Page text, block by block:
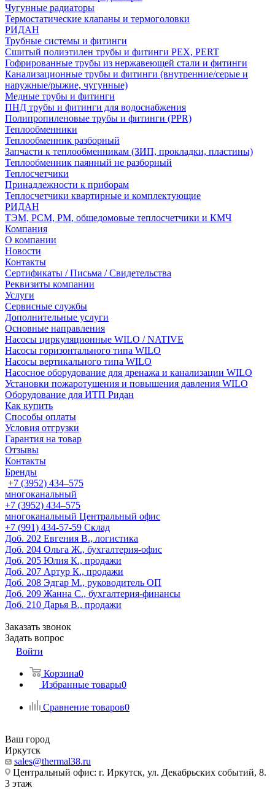
Чугунные радиаторы
Термостатические клапаны и термоголовки
РИДАН
Трубные системы и фитинги
Сшитый полиэтилен трубы и фитинги PEX, PERT
Гофрированные трубы из нержавеющей стали и фитинги
Канализационные трубы и фитинги (внутренние/серые и
наружные/рыжие, чугунные)
Медные трубы и фитинги
ПНД трубы и фитинги для водоснабжения
Полипропиленовые трубы и фитинги (PPR)
Теплообменники
Теплообменник разборный
Запчасти к теплообменникам (ЗИП, прокладки, пластины)
Теплообменник паянный не разборный
Теплосчетчики
Принадлежности к приборам
Теплосчетчики квартирные и комплектующие
РИДАН
ТЭМ, РСМ, РМ, общедомовые теплосчетчики и КМЧ
Компания
О компании
Новости
Контакты
Сертификаты / Письма / Свидетельства
Реквизиты компании
Услуги
Сервисные службы
Дополнительные услуги
Основные направления
Насосы циркуляционные WILO / NATIVE
Насосы горизонтального типа WILO
Насосы вертикального типа WILO
Насосное оборудование для дренажа и канализации WILO
Установки пожаротушения и повышения давления WILO
Оборудование для ИТП Ридан
Как купить
Способы оплаты
Условия отгрузки
Гарантия на товар
Отзывы
Контакты
Бренды
+7 (3952) 434‒575
многоканальный
+7 (3952) 434‒575
многоканальный Центральный офис
‎+7 (991) 434-57-59 Склад
Доб. 202 Евгения В., логистика
Доб. 204 Ольга Ж., бухгалтерия-офис
Доб. 205 Юлия К., продажи
Доб. 207 Артур К., продажи
Доб. 208 Эдгар М., руководитель ОП
Доб. 209 Жанна С., бухгалтерия-финансы
Доб. 210 Дарья В., продажи
Заказать звонок
Задать вопрос
Войти
Корзина0
Избранные товары0
Сравнение товаров0
Ваш город
Иркутск
sales@thermal38.ru
Центральный офис: г. Иркутск, ул. Декабрьских событий, 8.
3 этаж